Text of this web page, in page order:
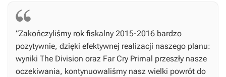
”Zakończyliśmy rok fiskalny 2015-2016 bardzo
pozytywnie, dzięki efektywnej realizacji naszego planu:
wyniki The Division oraz Far Cry Primal przeszły nasze
oczekiwania, kontynuowaliśmy nasz wielki powrót do